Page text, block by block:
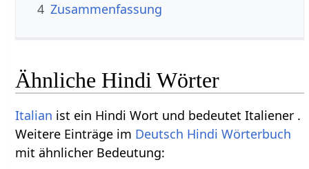
4 Zusammenfassung
Ähnliche Hindi Wörter
Italian ist ein Hindi Wort und bedeutet Italiener .
Weitere Einträge im Deutsch Hindi Wörterbuch
mit ähnlicher Bedeutung: